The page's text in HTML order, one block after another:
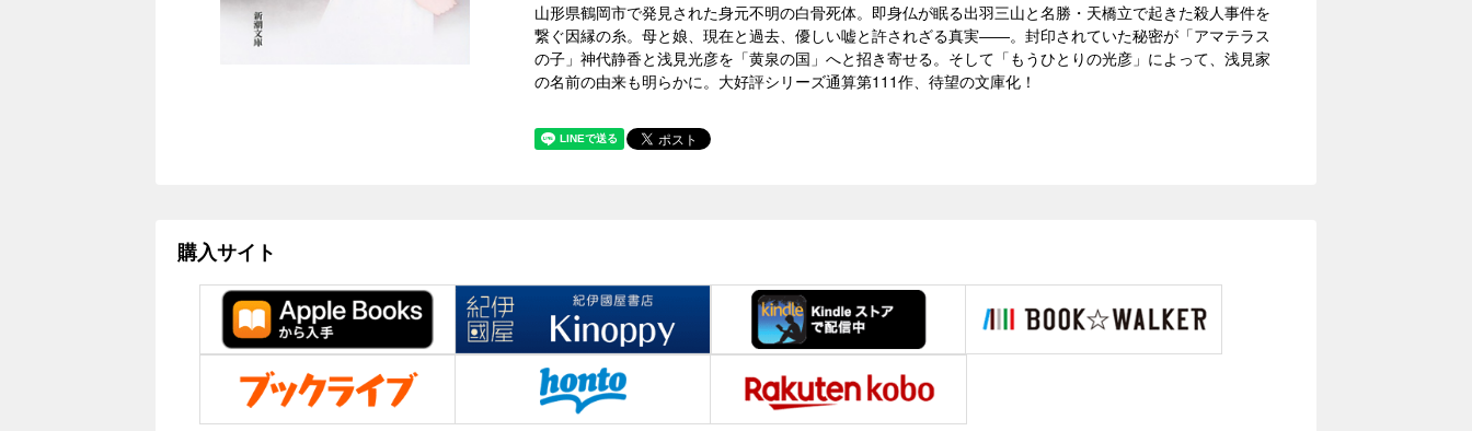
山形県鶴岡市で発見された身元不明の白骨死体。即身仏が眠る出羽三山と名勝・天橋立で起きた殺人事件を
繋ぐ因縁の糸。母と娘、現在と過去、優しい嘘と許されざる真実――。封印されていた秘密が「アマテラス
の子」神代静香と浅見光彦を「黄泉の国」へと招き寄せる。そして「もうひとりの光彦」によって、浅見家
の名前の由来も明らかに。大好評シリーズ通算第111作、待望の文庫化！
購入サイト